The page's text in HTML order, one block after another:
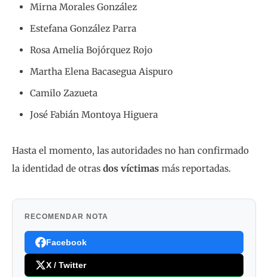
Mirna Morales González
Estefana González Parra
Rosa Amelia Bojórquez Rojo
Martha Elena Bacasegua Aispuro
Camilo Zazueta
José Fabián Montoya Higuera
Hasta el momento, las autoridades no han confirmado
la identidad de otras dos víctimas más reportadas.
RECOMENDAR NOTA
Facebook
X / Twitter